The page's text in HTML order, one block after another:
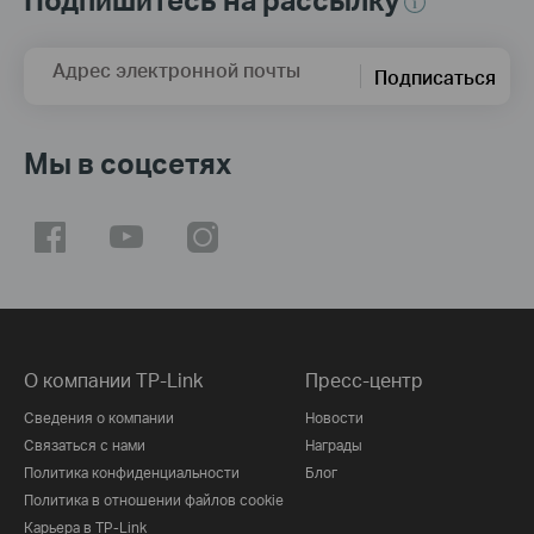
Адрес электронной почты Подписаться
Мы в соцсетях
О компании TP-Link
Сведения о компании
Связаться с нами
Политика конфиденциальности
Политика в отношении файлов cookie
Карьера в TP-Link
Пресс-центр
Новости
Награды
Блог